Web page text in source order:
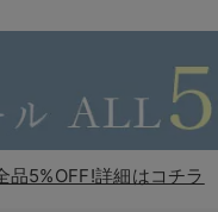
5%OFF!詳細はコチラ